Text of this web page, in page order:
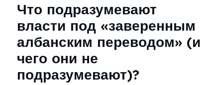
Что подразумевают
власти под «заверенным
албанским переводом» (и
чего они не
подразумевают)?